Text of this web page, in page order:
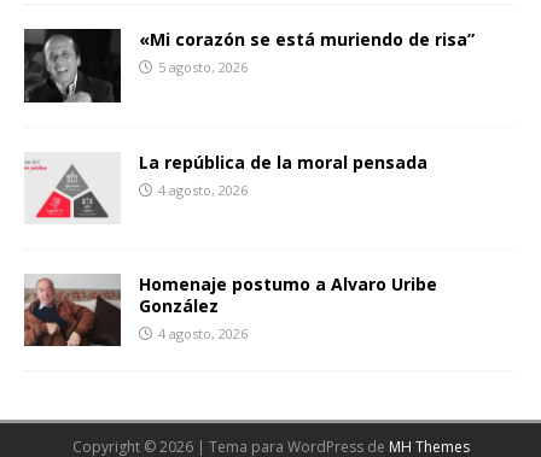
«Mi corazón se está muriendo de risa”
5 agosto, 2026
La república de la moral pensada
4 agosto, 2026
Homenaje postumo a Alvaro Uribe
González
4 agosto, 2026
Copyright © 2026 | Tema para WordPress de MH Themes